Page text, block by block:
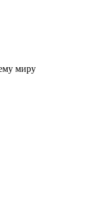
миру